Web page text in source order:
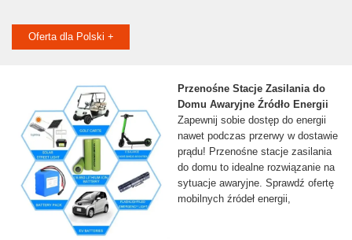
Oferta dla Polski +
Przenośne Stacje Zasilania do
Domu Awaryjne Źródło Energii
Zapewnij sobie dostęp do energii
nawet podczas przerwy w dostawie
prądu! Przenośne stacje zasilania
do domu to idealne rozwiązanie na
sytuacje awaryjne. Sprawdź ofertę
mobilnych źródeł energii,